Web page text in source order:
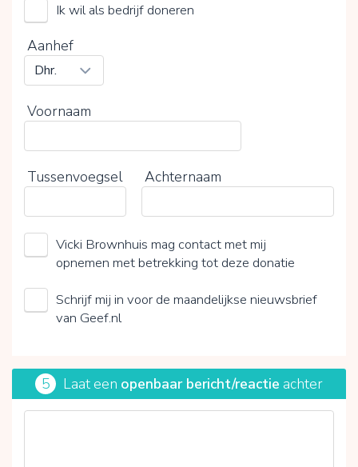
Ik wil als bedrijf doneren
Aanhef
Voornaam
Tussenvoegsel Achternaam
Vicki Brownhuis mag contact met mij
opnemen met betrekking tot deze donatie
Schrijf mij in voor de maandelijkse nieuwsbrief
van Geef.nl
5 Laat een openbaar bericht/reactie achter